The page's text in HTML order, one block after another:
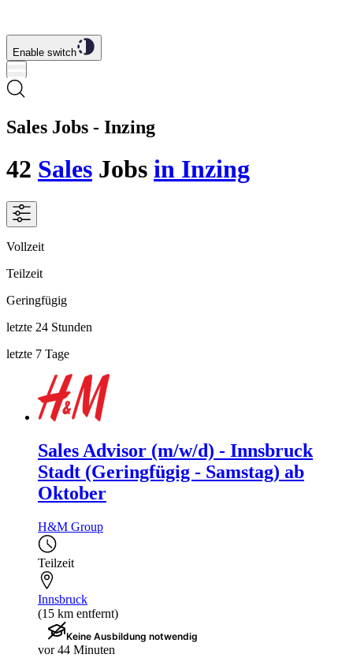
Enable switch
Sales Jobs - Inzing
42 Sales Jobs in Inzing
Vollzeit
Teilzeit
Geringfügig
letzte 24 Stunden
letzte 7 Tage
Sales Advisor (m/w/d) - Innsbruck
Stadt (Geringfügig - Samstag) ab
Oktober
H&M Group
Teilzeit
Innsbruck
(15 km entfernt)
Keine Ausbildung notwendig
vor 44 Minuten